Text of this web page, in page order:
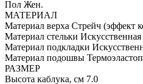
Пол Жен.
МАТЕРИАЛ
Материал верха Стрейч (эффект
Материал стельки
Материал подкладки
Материал подошвы
РАЗМЕР
Высота каблука, см 7.0